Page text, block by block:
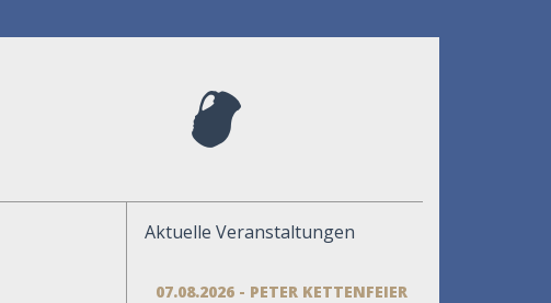
Aktuelle Veranstaltungen
07.08.2026 - PETER KETTENFEIER